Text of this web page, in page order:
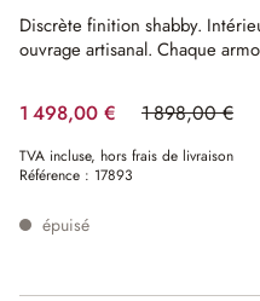
Discrète finition shabby.
ouvrage artisanal. Chaque
1 498,00 € 1 898,00 €
(21.07%spared)
TVA incluse, hors frais de livraison
Référence : 17893
épuisé